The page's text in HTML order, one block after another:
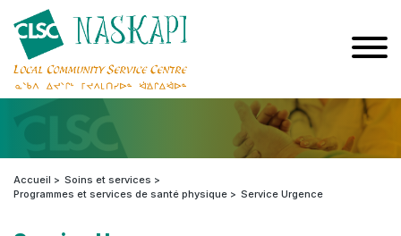
Accueil
Soins et services
Programmes et services de santé physique
Service Urgence